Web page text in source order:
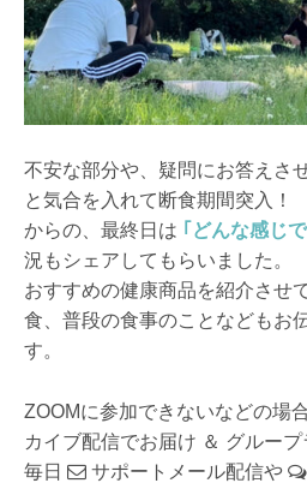
不安な部分や、疑問にお答えさ
と気合を入れて断食期間突入！
からの、最終日は ｢どんな感じ
況もシェアしてもらいました。
おすすめの健康商品を紹介させ
食、普段の食事のことなどもお
す。
ZOOMに参加できないなどの場
カイブ配信でお届け ＆ グループ
毎日
サポートメール配信や